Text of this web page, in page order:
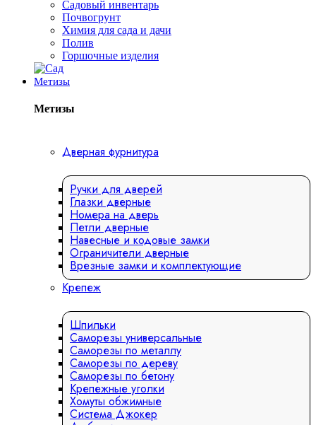
Садовый инвентарь
Почвогрунт
Химия для сада и дачи
Полив
Горшочные изделия
Метизы
Метизы
Дверная фурнитура
Ручки для дверей
Глазки дверные
Номера на дверь
Петли дверные
Навесные и кодовые замки
Ограничители дверные
Врезные замки и комплектующие
Крепеж
Шпильки
Саморезы универсальные
Саморезы по металлу
Саморезы по дереву
Саморезы по бетону
Крепежные уголки
Хомуты обжимные
Система Джокер